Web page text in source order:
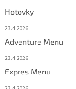
Hotovky
23.4.2026
Adventure Menu
23.4.2026
Expres Menu